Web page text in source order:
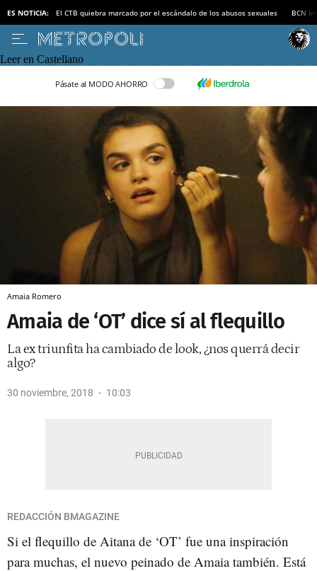
ES NOTICIA: El CTB quiebra marcado por el escándalo de los abusos sexuales BCN
Leer en Castellano
Pásate al MODO AHORRO
Amaia Romero
Amaia de ‘OT’ dice sí al flequillo
La ex triunfita ha cambiado de look, ¿nos querrá decir
algo?
30 noviembre, 2018 10:03
REDACCIÓN BMAGAZINE
Si el flequillo de Aitana de ‘OT’ fue una inspiración
para muchas, el nuevo peinado de Amaia también. Está